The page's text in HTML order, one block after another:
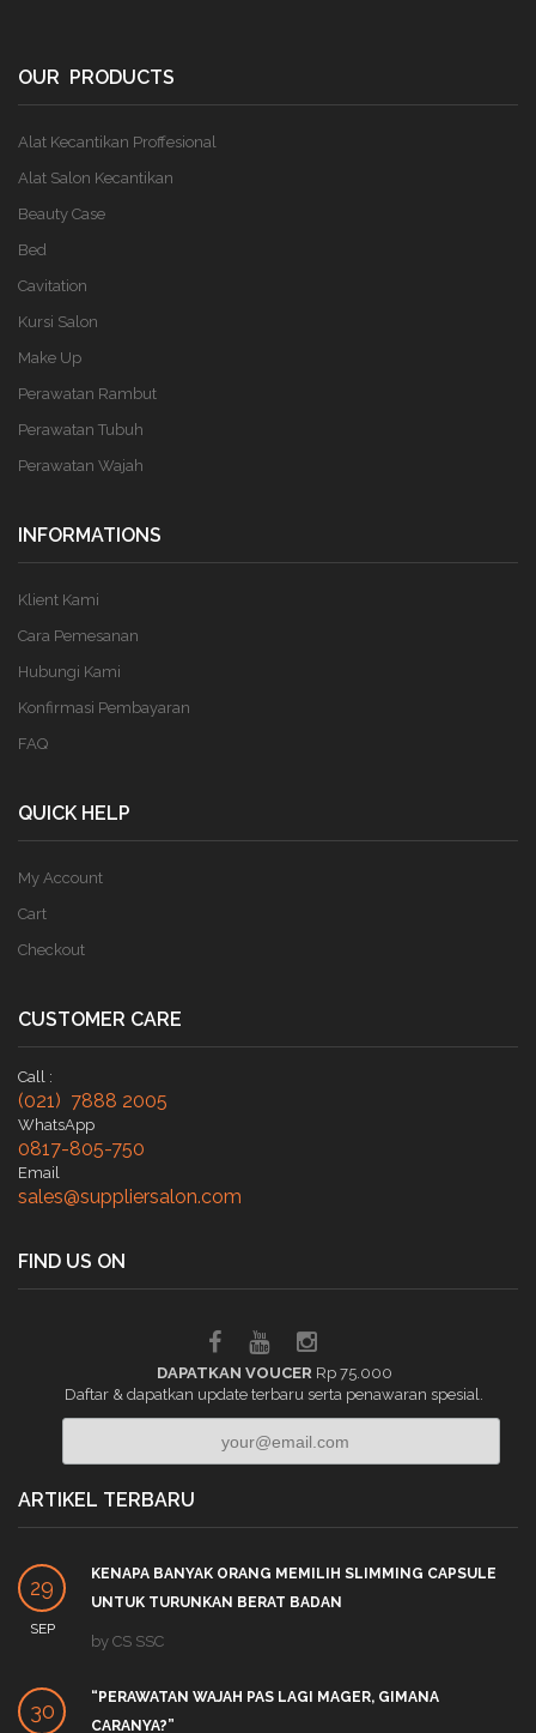
OUR PRODUCTS
Alat Kecantikan Proffesional
Alat Salon Kecantikan
Beauty Case
Bed
Cavitation
Kursi Salon
Make Up
Perawatan Rambut
Perawatan Tubuh
Perawatan Wajah
INFORMATIONS
Klient Kami
Cara Pemesanan
Hubungi Kami
Konfirmasi Pembayaran
FAQ
QUICK HELP
My Account
Cart
Checkout
CUSTOMER CARE
Call :
(021) 7888 2005
WhatsApp
0817-805-750
Email
sales@suppliersalon.com
FIND US ON
DAPATKAN VOUCER Rp 75.000
Daftar & dapatkan update terbaru serta penawaran spesial.
ARTIKEL TERBARU
29
SEP
KENAPA BANYAK ORANG MEMILIH SLIMMING CAPSULE
UNTUK TURUNKAN BERAT BADAN
by CS SSC
30
“PERAWATAN WAJAH PAS LAGI MAGER, GIMANA
CARANYA?”